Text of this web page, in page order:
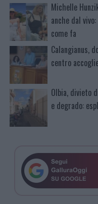
Michelle
anche dal
come fa
Calangianus,
centro
Olbia, divieto
e degrado: